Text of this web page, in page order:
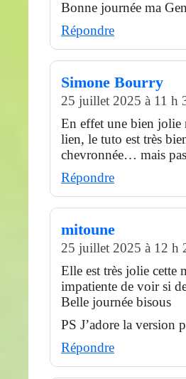
Bonne journée ma
Répondre
Simone Bourry
25 juillet 2025 à 11 h
En effet une bien jolie
lien, le tuto est très
chevronnée… mais
Répondre
mitoune
25 juillet 2025 à 12 h
Elle est très jolie cette
impatiente de voir si
Belle journée bisous
PS J’adore la version
Répondre